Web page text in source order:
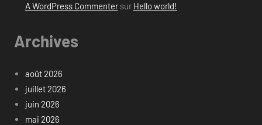
A WordPress Commentersur Hello world!
Archives
août 2026
juillet 2026
juin 2026
mai 2026